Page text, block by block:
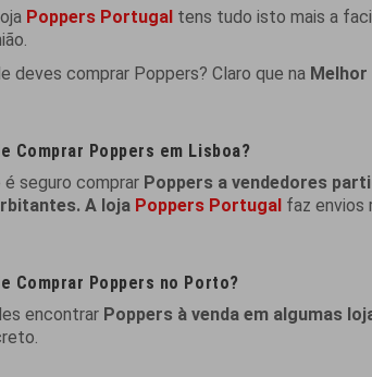
Poppers Portugal tens tudo isto mais a
deves comprar Poppers? Claro que na
Comprar Poppers em Lisboa?
é seguro comprar Poppers a vendedores
A loja Poppers Portugal faz envios
Comprar Poppers no Porto?
encontrar Poppers à venda em algumas